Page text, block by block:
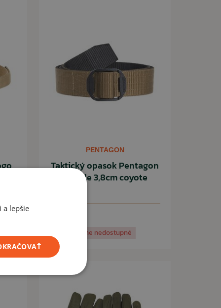
PENTAGON
Taktický opasok Pentagon
double 3,8cm coyote
Momentálne nedostupné
a lepšie